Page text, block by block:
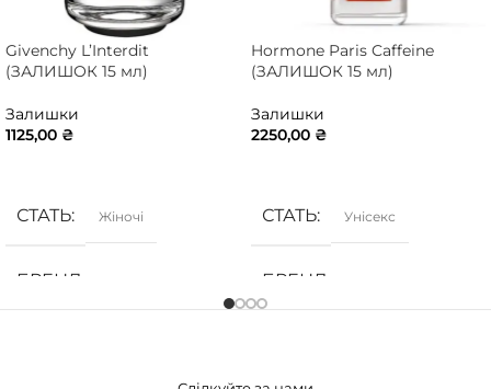
Givenchy L’Interdit
(ЗАЛИШОК 15 мл)
Залишки
1125,00 ₴
СТАТЬ Жіночі
БРЕНД
Hormone Paris Caffeine
(ЗАЛИШОК 15 мл)
Залишки
2250,00 ₴
СТАТЬ Унісекс
БРЕНД